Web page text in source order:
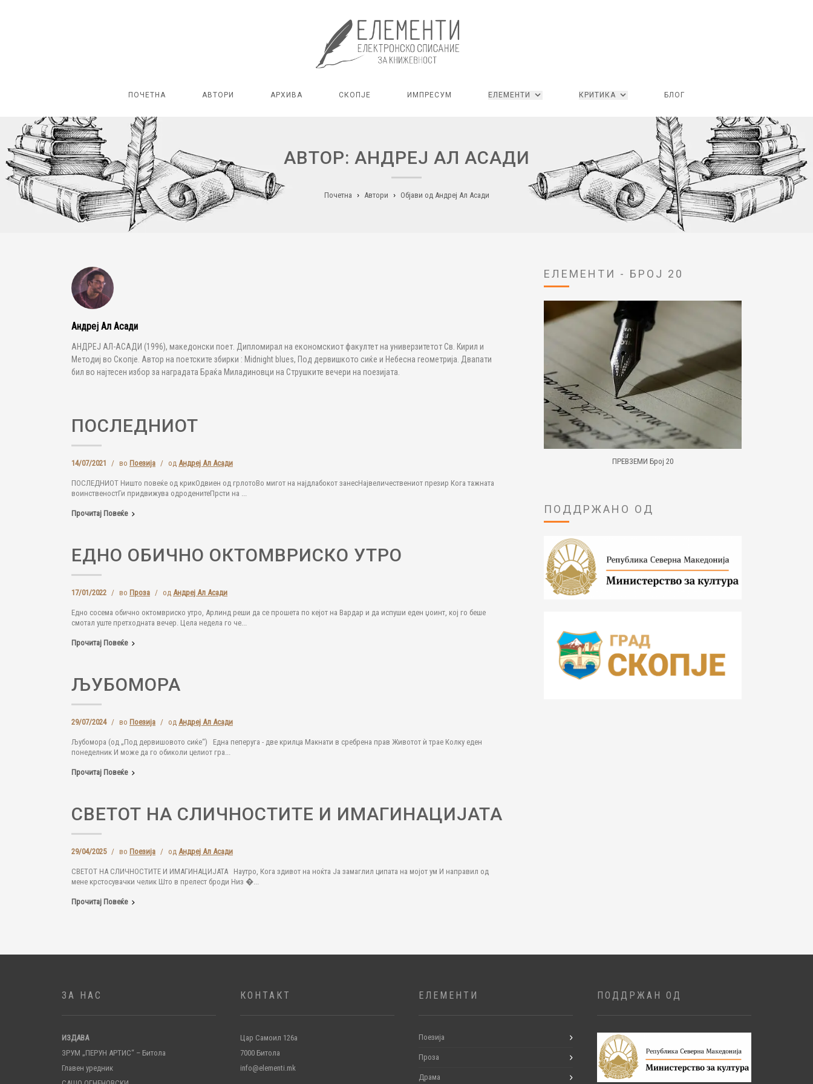
ПОЧЕТНА АВТОРИ АРХИВА СКОПЈЕ ИМПРЕСУМ ЕЛЕМЕНТИ КРИТИКА БЛОГ
АВТОР: АНДРЕЈ АЛ АСАДИ
Почетна Автори Објави од Андреј Ал Асади
Андреј Ал Асади
АНДРЕЈ АЛ-АСАДИ (1996), македонски поет. Дипломирал на економскиот факултет на универзитетот Св. Кирил и
Методиј во Скопје. Автор на поетските збирки : Midnight blues, Под дервишкото сиќе и Небесна геометрија. Двапати
бил во најтесен избор за наградата Браќа Миладиновци на Струшките вечери на поезијата.
ПОСЛЕДНИОТ
14/07/2021 / во Поезија / од Андреј Ал Асади
ПОСЛЕДНИОТ Ништо повеќе од крикОдвиен од грлотоВо мигот на најдлабокот занесНајвеличествениот презир Кога тажната
воинственостГи придвижува одроденитеПрсти на ...
Прочитај Повеќе
ЕДНО ОБИЧНО ОКТОМВРИСКО УТРО
17/01/2022 / во Проза / од Андреј Ал Асади
Едно сосема обично октомвриско утро, Арлинд реши да се прошета по кејот на Вардар и да испуши еден џоинт, кој го беше
смотал уште претходната вечер. Цела недела го че...
Прочитај Повеќе
ЉУБОМОРА
29/07/2024 / во Поезија / од Андреј Ал Асади
Љубомора (од „Под дервишовото сиќе“) Една пеперуга - две крилца Макнати в сребрена прав Животот ѝ трае Колку еден
понеделник И може да го обиколи целиот гра...
Прочитај Повеќе
СВЕТОТ НА СЛИЧНОСТИТЕ И ИМАГИНАЦИЈАТА
29/04/2025 / во Поезија / од Андреј Ал Асади
СВЕТОТ НА СЛИЧНОСТИТЕ И ИМАГИНАЦИЈАТА Наутро, Кога здивот на ноќта Ја замаглил ципата на мојот ум И направил од
мене крстосувачки челик Што в прелест броди Низ �...
Прочитај Повеќе
ЕЛЕМЕНТИ - БРОЈ 20
ПРЕВЗЕМИ Број 20
ПОДДРЖАНО ОД
ЗА НАС
ИЗДАВА
ЗРУМ „ПЕРУН АРТИС“ – Битола
Главен уредник
КОНТАКТ
Цар Самоил 126а
7000 Битола
info@elementi.mk
ЕЛЕМЕНТИ
Поезија
Проза
Драма
ПОДДРЖАН ОД